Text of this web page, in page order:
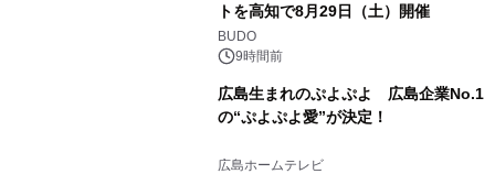
トを高知で8月29日（土）開催
BUDO
9時間前
広島生まれのぷよぷよ 広島企業No.1
の“ぷよぷよ愛”が決定！
広島ホームテレビ